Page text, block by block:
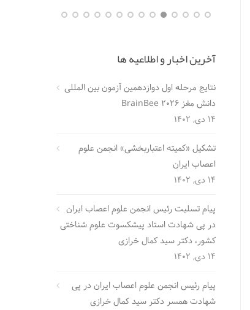
آخرین اخبار و اطلاعیه ها
نتایج مرحله اول دوازدهمین آزمون بین المللی
دانش مغز BrainBee 2026
14 دی, 1402
تشکیل «کمیته اعتباربخشی» انجمن علوم
اعصاب ایران
14 دی, 1402
پیام تسلیت رئیس انجمن علوم اعصاب ایران
در پی شهادت استاد پیشکسوت علوم شناختی
کشور، دکتر سید کمال خرازی
14 دی, 1402
پیام رئیس انجمن علوم اعصاب ایران در پی
شهادت همسر دکتر سید کمال خرازی